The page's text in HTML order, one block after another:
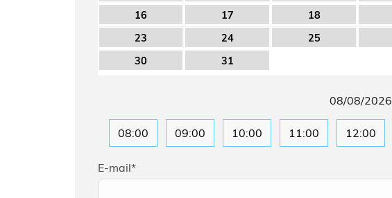
16
17 18
23
24 25
30
31
08/08/2026
08:00 09:00 10:00 11:00 12:00
E-mail*